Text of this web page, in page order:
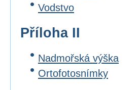
Vodstvo
Příloha II
Nadmořská výška
Ortofotosnímky